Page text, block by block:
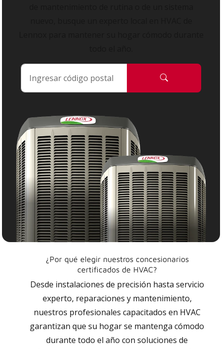
¿Por qué elegir nuestros concesionarios
certificados de HVAC?
Desde instalaciones de precisión hasta servicio
experto, reparaciones y mantenimiento,
nuestros profesionales capacitados en HVAC
garantizan que su hogar se mantenga cómodo
durante todo el año con soluciones de